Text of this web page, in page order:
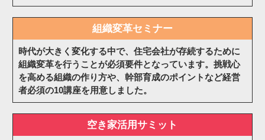
組織変革セミナー
時代が大きく変化する中で、住宅会社が存続するために
組織変革を行うことが必須要件となっています。挑戦心
を高める組織の作り方や、幹部育成のポイントなど経営
者必須の10講座を用意しました。
空き家活用サミット